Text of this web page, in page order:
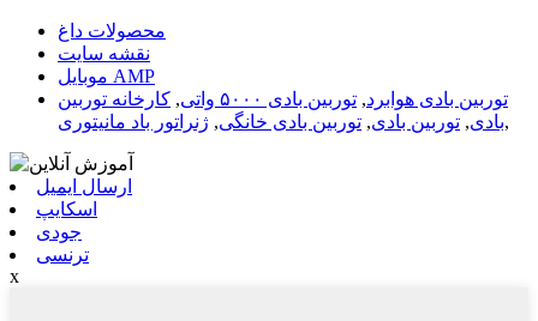
محصولات داغ
نقشه سایت
موبایل AMP
توربین بادی هوابرد, توربین بادی ۵۰۰۰ واتی , کارخانه توربین
بادی, توربین بادی, توربین بادی خانگی, ژنراتور باد مانیتوری ,
ارسال ایمیل
اسکایپ
جودی
ترنسی
x